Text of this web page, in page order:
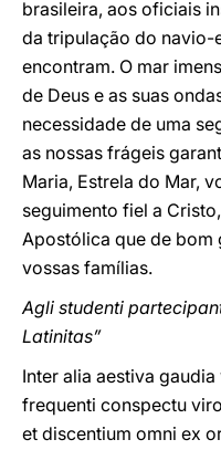
brasileira, aos oficiais
da tripulação do navio-
encontram. O mar
de Deus e as suas
necessidade de uma
as nossas frágeis
Maria, Estrela do Mar,
seguimento fiel a
Apostólica que de bom
vossas famílias.
Agli studenti
Latinitas”
Inter alia aestiva
frequenti conspectu
et discentium omni ex